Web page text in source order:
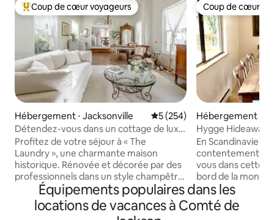
Coups de cœur voyageurs les plus appréciés
Coup de cœur voyageurs
Hébergement ⋅ Jacksonville Évaluation moyenne sur la
5 (254)
Détendez-vous dans un cottage de luxe
dans le centre historique de Jacksonville
Profitez de votre séjour à « The
Laundry », une charmante maison
historique. Rénovée et décorée par des
professionnels dans un style champêtre
français chic avec des draps italiens
Frette de luxe, des serviettes turques,
des peignoirs, des pantoufles, un
Coup de cœur
Coup de cœur
Hébergement ⋅
Hygge
repos et
En Scandinavie,
contentement et
vous dans cette
bord de la
madrone et de la
détendre sur la
feu et des bains minéraux.
Équipements populaires dans les
locations de vacances à Comté de